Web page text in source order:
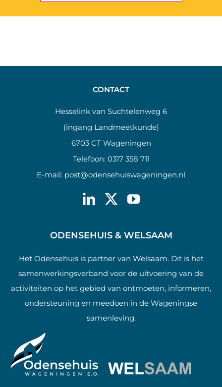
CONTACT
Hesselink van Suchtelenweg 6
(ingang Landmeetkunde)
6703 CT Wageningen
Telefoon: 0317 358 711
E-mail: post@odensehuiswageningen.nl
ODENSEHUIS & WELSAAM
Het Odensehuis is partner van Welsaam. Dit is het
samenwerkingsverband voor de uitvoering van de
activiteiten op het gebied van ontmoeten, informeren,
ondersteuning en meedoen in de Wageningse
samenleving.